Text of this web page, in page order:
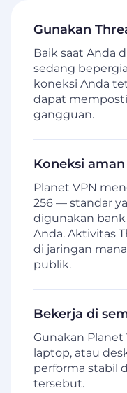
Gunakan
Baik saat Anda
sedang
koneksi Anda
dapat
gangguan.
Koneksi
Planet VPN
256 — standar
digunakan
Anda. Aktivitas
di jaringan
publik.
Bekerja di
Gunakan Planet
laptop, atau
performa stabil
tersebut.